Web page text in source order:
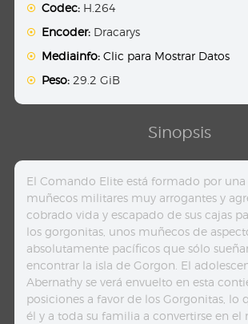
Codec: H.264
Encoder: Dracarys
Mediainfo: Clic para Mostrar Datos
Peso: 29.2 GiB
Sinopsis
El Comando Elite está formado por
muñecos militares muy arrogantes y
cobrado vida y escapado de sus cajas
los gorgonitas, unos muñecos de
absolutamente pacíficos que sólo
encontrar la isla de Gorgon. El
Abernathy se verá envuelto en esta
posiciones a favor de los Gorgonitas, lo
él y a toda su familia a convertirse en el